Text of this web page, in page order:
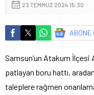
23 TEMMUZ 2024 15:30
ABONE
Samsun’un Atakum İlçesi
patlayan boru hattı,
taleplere rağmen